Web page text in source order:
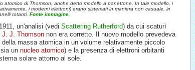
atomico di Thomson, anche detto modello a panettone. In tale modello, i
i moderni elettroni) erano sistemati in maniera non casuale, in
rotanti. Fonte immagine
un'analisi (vedi Scattering Rutherford) da cui scaturì
J. J. Thomsonnon era corretto. Il nuovo modello prevedeva
massa atomica in un volume relativamente piccolo
un nucleo atomico) e la presenza di elettroni orbitanti
solare attorno al sole.